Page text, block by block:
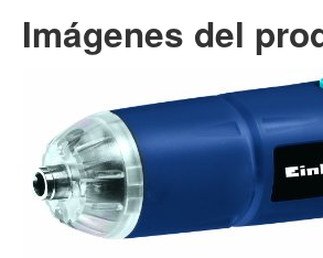
Imágenes del